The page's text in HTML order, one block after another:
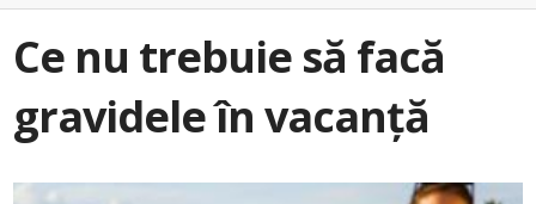
Ce nu trebuie să facă
gravidele în vacanță